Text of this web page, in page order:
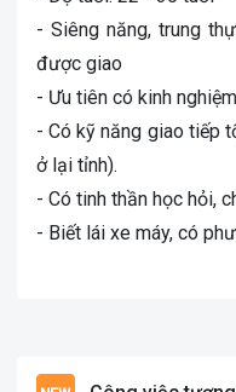
- Siêng năng, trung
được giao
- Ưu tiên có kinh
- Có kỹ năng giao tiếp
ở lại tỉnh).
- Có tinh thần học hỏi,
- Biết lái xe máy, có